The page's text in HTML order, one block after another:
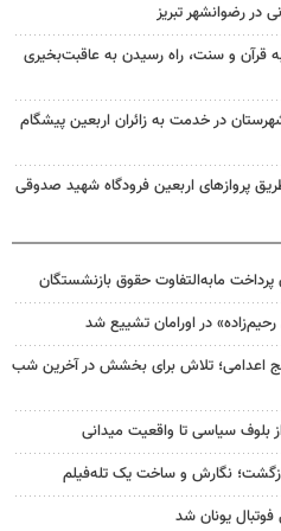
رضوانشهر تبریز
قرآن و سنت، راه رسیدن به عاقبت‌بخیری
در خدمت به زائران اربعین پیشگام
مابه‌التفاوت حقوق بازنشستگان
در اورامان تشییع شد
اعدامی؛ تلاش برای بخشش در آخرین شب
بلوف سیاسی تا واقعیت میدانی
بازگشت؛ نگارش و ساخت یک تله‌فیلم
یونان شد